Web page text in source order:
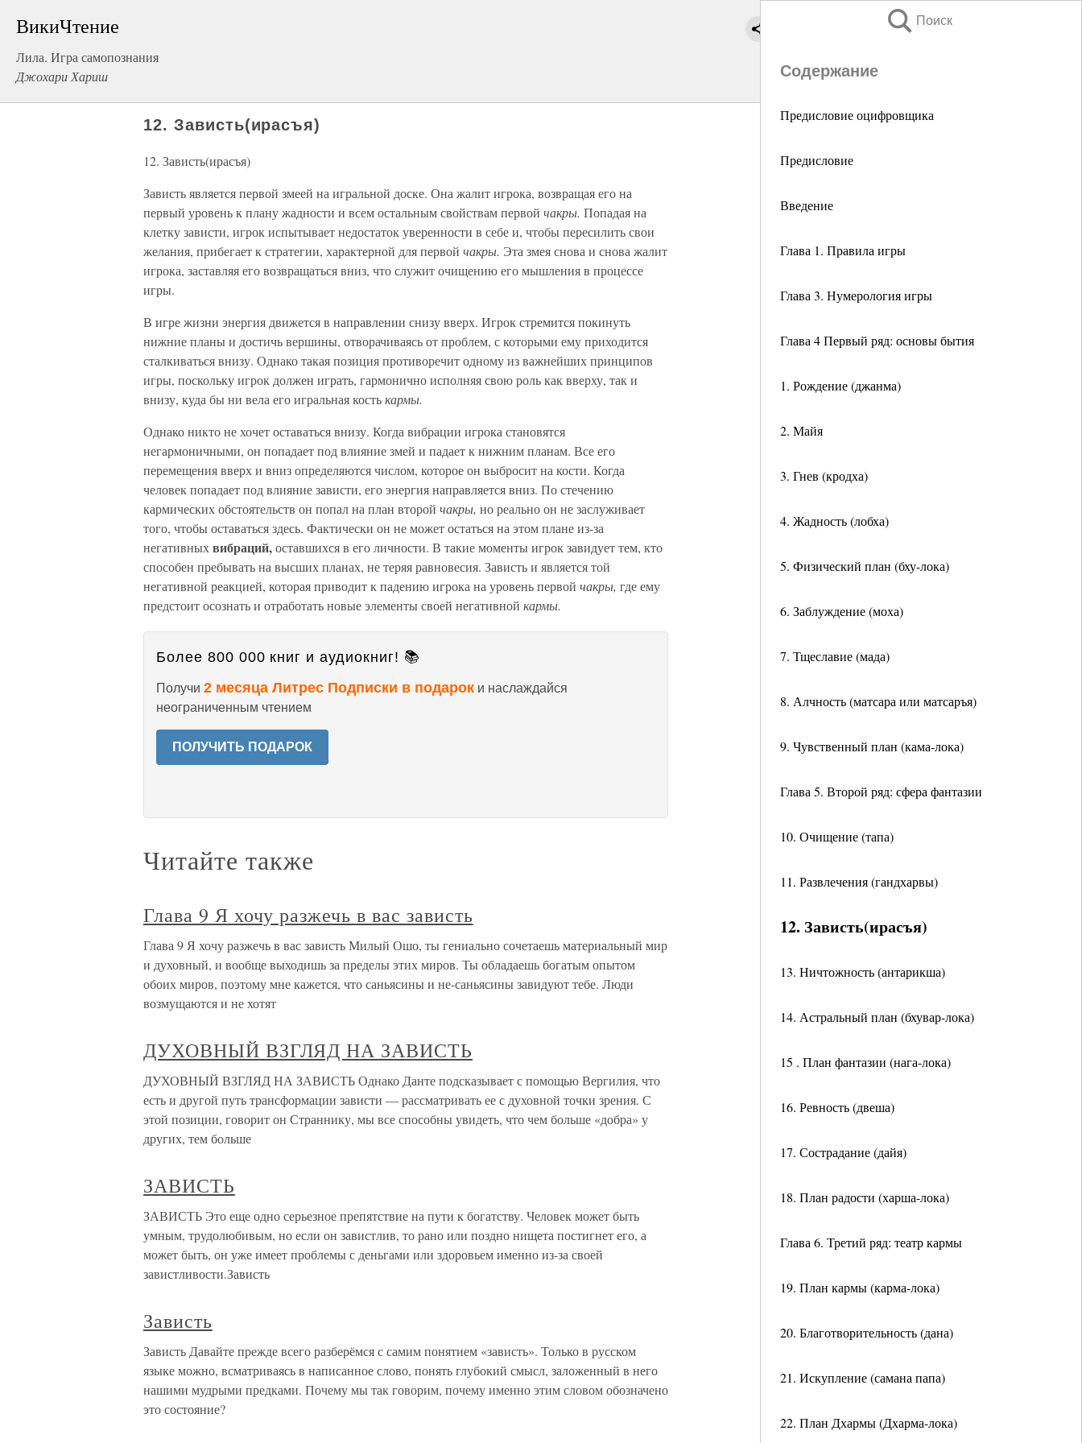
ВикиЧтение
Лила. Игра самопознания
Джохари Хариш
Поиск
Содержание
Предисловие оцифровщика
Предисловие
Введение
Глава 1. Правила игры
Глава 3. Нумерология игры
Глава 4 Первый ряд: основы бытия
1. Рождение (джанма)
2. Майя
3. Гнев (кродха)
4. Жадность (лобха)
5. Физический план (бху-лока)
6. Заблуждение (моха)
7. Тщеславие (мада)
8. Алчность (матсара или матсаръя)
9. Чувственный план (кама-лока)
Глава 5. Второй ряд: сфера фантазии
10. Очищение (тапа)
11. Развлечения (гандхарвы)
12. Зависть(ирасъя)
13. Ничтожность (антарикша)
14. Астральный план (бхувар-лока)
15 . План фантазии (нага-лока)
16. Ревность (двеша)
17. Сострадание (дайя)
18. План радости (харша-лока)
Глава 6. Третий ряд: театр кармы
19. План кармы (карма-лока)
20. Благотворительность (дана)
21. Искупление (самана папа)
22. План Дхармы (Дхарма-лока)
12. Зависть(ирасъя)
12. Зависть(ирасъя)
Зависть является первой змеей на игральной доске. Она жалит игрока, возвращая его на
первый уровень к плану жадности и всем остальным свойствам первой чакры. Попадая на
клетку зависти, игрок испытывает недостаток уверенности в себе и, чтобы пересилить свои
желания, прибегает к стратегии, характерной для первой чакры. Эта змея снова и снова жалит
игрока, заставляя его возвращаться вниз, что служит очищению его мышления в процессе
игры.
В игре жизни энергия движется в направлении снизу вверх. Игрок стремится покинуть
нижние планы и достичь вершины, отворачиваясь от проблем, с которыми ему приходится
сталкиваться внизу. Однако такая позиция противоречит одному из важнейших принципов
игры, поскольку игрок должен играть, гармонично исполняя свою роль как вверху, так и
внизу, куда бы ни вела его игральная костькармы.
Однако никто не хочет оставаться внизу. Когда вибрации игрока становятся
негармоничными, он попадает под влияние змей и падает к нижним планам. Все его
перемещения вверх и вниз определяются числом, которое он выбросит на кости. Когда
человек попадает под влияние зависти, его энергия направляется вниз. По стечению
кармических обстоятельств он попал на план второй чакры, но реально он не заслуживает
того, чтобы оставаться здесь. Фактически он не может остаться на этом плане из-за
негативныхвибраций,оставшихся в его личности. В такие моменты игрок завидует тем, кто
способен пребывать на высших планах, не теряя равновесия. Зависть и является той
негативной реакцией, которая приводит к падению игрока на уровень первой чакры, где ему
предстоит осознать и отработать новые элементы своей негативной кармы.
Более 800 000 книг и аудиокниг! 📚
Получи 2 месяца Литрес Подписки в подарок и наслаждайся
неограниченным чтением
ПОЛУЧИТЬ ПОДАРОК
Читайте также
Глава 9 Я хочу разжечь в вас зависть
Глава 9 Я хочу разжечь в вас зависть Милый Ошо, ты гениально сочетаешь материальный мир
и духовный, и вообще выходишь за пределы этих миров. Ты обладаешь богатым опытом
обоих миров, поэтому мне кажется, что саньясины и не-саньясины завидуют тебе. Люди
возмущаются и не хотят
ДУХОВНЫЙ ВЗГЛЯД НА ЗАВИСТЬ
ДУХОВНЫЙ ВЗГЛЯД НА ЗАВИСТЬ Однако Данте подсказывает с помощью Вергилия, что
есть и другой путь трансформации зависти — рассматривать ее с духовной точки зрения. С
этой позиции, говорит он Страннику, мы все способны увидеть, что чем больше «добра» у
других, тем больше
ЗАВИСТЬ
ЗАВИСТЬ Это еще одно серьезное препятствие на пути к богатству. Человек может быть
умным, трудолюбивым, но если он завистлив, то рано или поздно нищета постигнет его, а
может быть, он уже имеет проблемы с деньгами или здоровьем именно из-за своей
завистливости.Зависть
Зависть
Зависть Давайте прежде всего разберёмся с самим понятием «зависть». Только в русском
языке можно, всматриваясь в написанное слово, понять глубокий смысл, заложенный в него
нашими мудрыми предками. Почему мы так говорим, почему именно этим словом обозначено
это состояние?